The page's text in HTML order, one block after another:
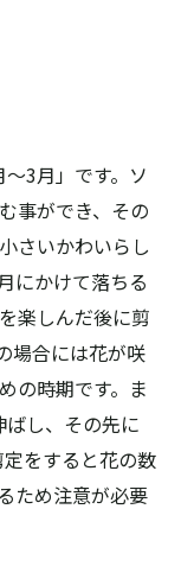
3月」です。ソ
事ができ、その
さいかわいらし
にかけて落ちる
楽しんだ後に剪
場合には花が咲
の時期です。ま
し、その先に
をすると花の数
ため注意が必要